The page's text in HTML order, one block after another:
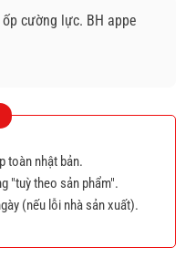
cường lực. BH appe
toàn nhật bản.
"tuỳ theo sản phẩm".
(nếu lỗi nhà sản xuất).